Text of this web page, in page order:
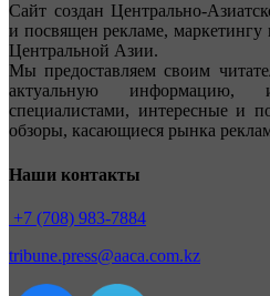
Сайт создан Центрально-
и посвящен рекламе, маркетингу
Центральной Азии.
Мы предоставляем своим
актуальную
специалистами, интересные и
обзоры, касающиеся рынка
Наши контакты
+7 (708) 983-7884
tribune.press@aaca.com.kz